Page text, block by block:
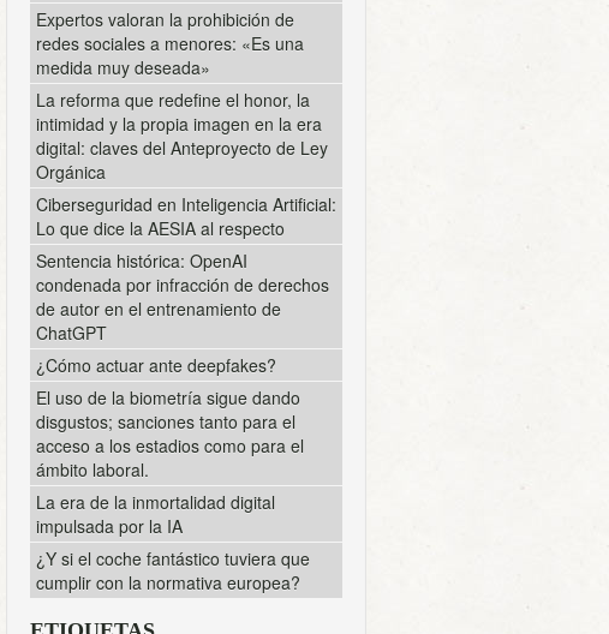
Expertos valoran la prohibición de
redes sociales a menores: «Es una
medida muy deseada»
La reforma que redefine el honor, la
intimidad y la propia imagen en la era
digital: claves del Anteproyecto de Ley
Orgánica
Ciberseguridad en Inteligencia Artificial:
Lo que dice la AESIA al respecto
Sentencia histórica: OpenAI
condenada por infracción de derechos
de autor en el entrenamiento de
ChatGPT
¿Cómo actuar ante deepfakes?
El uso de la biometría sigue dando
disgustos; sanciones tanto para el
acceso a los estadios como para el
ámbito laboral.
La era de la inmortalidad digital
impulsada por la IA
¿Y si el coche fantástico tuviera que
cumplir con la normativa europea?